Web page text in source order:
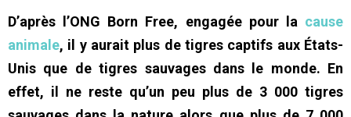
D’après l’ONG Born Free, engagée pour la cause
animale, il y aurait plus de tigres captifs aux États-
Unis que de tigres sauvages dans le monde. En
effet, il ne reste qu’un peu plus de 3 000 tigres